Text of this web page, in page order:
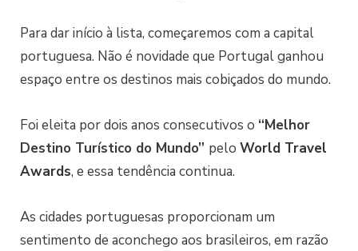
Para dar início à lista, começaremos com a capital
portuguesa. Não é novidade que Portugal ganhou
espaço entre os destinos mais cobiçados do mundo.
Foi eleita por dois anos consecutivos o “Melhor
Destino Turístico do Mundo” pelo World Travel
Awards, e essa tendência continua.
As cidades portuguesas proporcionam um
sentimento de aconchego aos brasileiros, em razão